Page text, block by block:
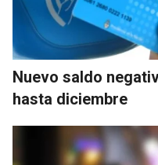
Nuevo saldo
hasta diciembre